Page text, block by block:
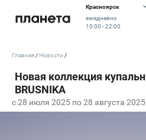
Красноярск
ежедневно
10:00 - 22:00
c 28 июля 2025 по 28 августа 2025
Главная Новости